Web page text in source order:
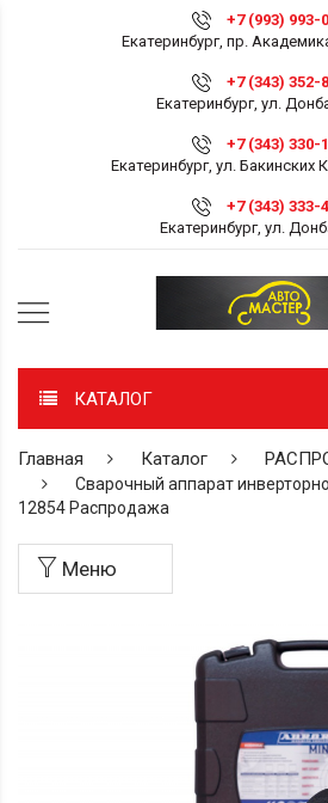
+7 (993) 993-
Екатеринбург, пр.
+7 (343) 352-
Екатеринбург, ул.
+7 (343) 330-
Екатеринбург, ул. Бакинских
+7 (343) 333-
Екатеринбург, ул.
КАТАЛОГ
Главная Каталог
Сварочный аппарат
12854 Распродажа
Меню